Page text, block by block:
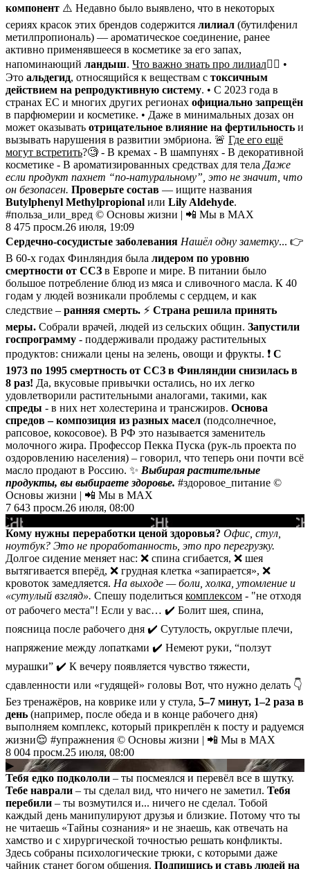
компонент ⚠️ Недавно было выявлено, что в некоторых
сериях красок этих брендов содержится лилиал (бутилфенил
метилпропиональ) — ароматическое соединение, ранее
активно применявшееся в косметике за его запах,
напоминающий ландыш. Что важно знать про лилиал👇🏻 •
Это альдегид, относящийся к веществам с токсичным
действием на репродуктивную систему. • С 2023 года в
странах ЕС и многих других регионах официально запрещён
в парфюмерии и косметике. • Даже в минимальных дозах он
может оказывать отрицательное влияние на фертильность и
вызывать нарушения в развитии эмбриона. 🚨 Где его ещё
могут встретить?🧐 - В кремах - В шампунях - В декоративной
косметике - В ароматизированных средствах для тела Даже
если продукт пахнет “по-натуральному”, это не значит, что
он безопасен. Проверьте состав — ищите названия
Butylphenyl Methylpropional или Lily Aldehyde.
#польза_или_вред © Основы жизни | 📲 Мы в MAX
8 475 просм.26 июля, 19:09
Сердечно-сосудистые заболевания Нашёл одну заметку... 👉
В 60-x годах Финляндия была лидером по уровню
смертности от ССЗ в Европе и мире.⁣⁣ ⁣⁣В питании было
большое потребление блюд из мяса и сливочного масла. К 40
годам у людей возникали проблемы с сердцем, и как
следствие – ранняя смерть. ⚡️ Страна решила принять
меры. Собрали врачей, людей из сельских общин. Запустили
госпрограмму - поддерживали продажу растительных
продуктов: снижали цены на зелень, овощи и фрукты. ❗️ С
1973 по 1995 смертность от ССЗ в Финляндии снизилась в
8 раз! Да, вкусовые привычки остались, но их легко
удовлетворили растительными аналогами, такими, как
спреды - в них нет холестерина и трансжиров. Основа
спредов – композиция из разных масел (подсолнечное,
рапсовое, кокосовое). В РФ это называется заменитель
молочного жира. Профессор Пекка Пуска (рук-ль проекта по
оздоровлению населения) – говорил, что теперь они почти всё
масло продают в Россию. ✨ Выбирая растительные
продукты, вы выбираете здоровье. #здоровое_питание ©
Основы жизни | 📲 Мы в MAX
7 643 просм.26 июля, 08:00
▶
Кому нужны переработки ценой здоровья? Офис, стул,
ноутбук? Это не проработанность, это про перегрузку.
Долгое сидение меняет нас: ❌ спина сгибается, ❌ шея
вытягивается вперёд, ❌ грудная клетка «запирается», ❌
кровоток замедляется. На выходе — боли, холка, утомление и
«сутулый взгляд». Спешу поделиться комплексом - "не отходя
от рабочего места"! Если у вас… ✔️ Болит шея, спина,
поясница после рабочего дня ✔️ Сутулость, округлые плечи,
напряжение между лопатками ✔️ Немеют руки, “ползут
мурашки” ✔️ К вечеру появляется чувство тяжести,
сдавленности или «гудящей» головы Вот, что нужно делать 👇
Без тренажёров, на коврике или у стула, 5–7 минут, 1–2 раза в
день (например, после обеда и в конце рабочего дня)
выполняем комплекс, который прикреплён к посту и радуемся
жизни😌 #упражнения © Основы жизни | 📲 Мы в MAX
8 004 просм.25 июля, 08:00
▶
Тебя едко подкололи – ты посмеялся и перевёл все в шутку.
Тебе наврали – ты сделал вид, что ничего не заметил. Тебя
перебили – ты возмутился и... ничего не сделал. Тобой
каждый день манипулируют друзья и близкие. Потому что ты
не читаешь «Тайны сознания» и не знаешь, как отвечать на
хамство и с хирургической точностью решать конфликты.
Здесь собраны психологические трюки, с которыми даже
чайник станет богом общения. Подпишись и ставь людей на